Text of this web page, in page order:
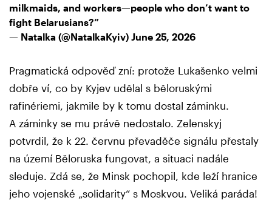
milkmaids, and workers—people who don’t want to
fight Belarusians?”
— Natalka (@NatalkaKyiv) June 25, 2026
Pragmatická odpověď zní: protože Lukašenko velmi
dobře ví, co by Kyjev udělal s běloruskými
rafinériemi, jakmile by k tomu dostal záminku.
A záminky se mu právě nedostalo. Zelenskyj
potvrdil, že k 22. červnu převaděče signálu přestaly
na území Běloruska fungovat, a situaci nadále
sleduje. Zdá se, že Minsk pochopil, kde leží hranice
jeho vojenské „solidarity“ s Moskvou. Veliká paráda!